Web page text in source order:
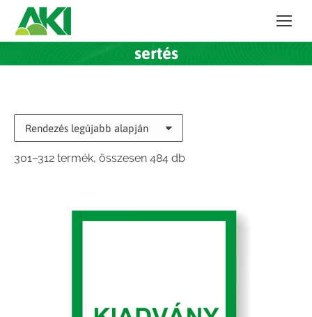
sertés
301–312 termék, összesen 484 dbSorted